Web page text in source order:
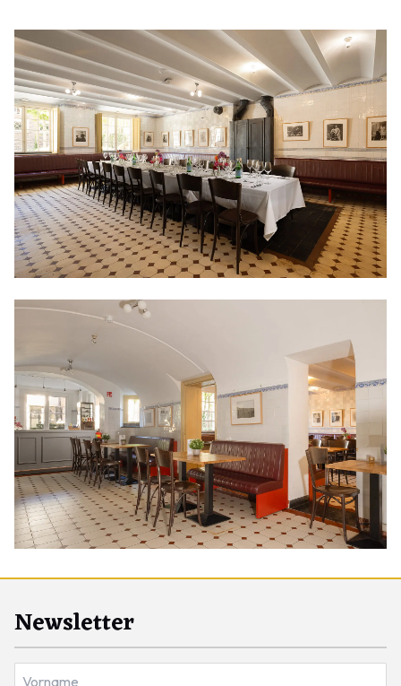
Newsletter